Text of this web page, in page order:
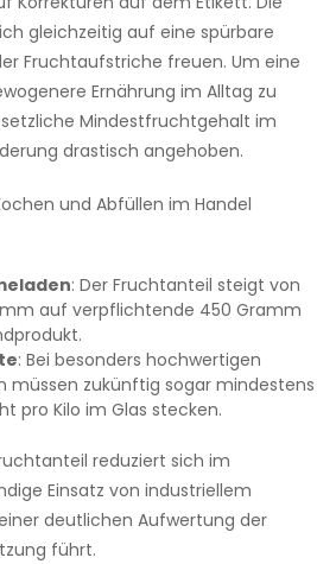
gleichzeitig auf eine spürbare
Fruchtaufstriche freuen. Um eine
Ernährung im Alltag zu
Mindestfruchtgehalt im
drastisch angehoben.
und Abfüllen im Handel
: Der Fruchtanteil steigt von
auf verpflichtende 450 Gramm
: Bei besonders hochwertigen
müssen zukünftig sogar mindestens
pro Kilo im Glas stecken.
reduziert sich im
Einsatz von industriellem
deutlichen Aufwertung der
führt.